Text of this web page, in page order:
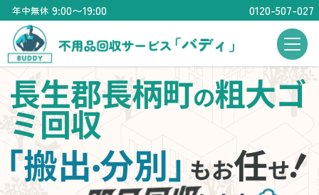
年中無休 9:00〜19:00 0120-507-027
長生郡長柄町の粗大ゴ
ミ回収
搬出・分別」もお任せ